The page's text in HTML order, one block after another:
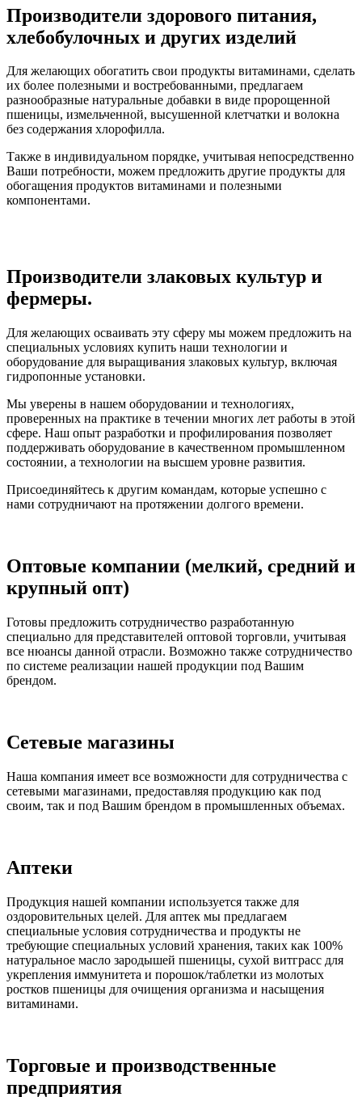
Производители здорового питания,
хлебобулочных и других изделий
Для желающих обогатить свои продукты витаминами, сделать
их более полезными и востребованными, предлагаем
разнообразные натуральные добавки в виде пророщенной
пшеницы, измельченной, высушенной клетчатки и волокна
без содержания хлорофилла.
Также в индивидуальном порядке, учитывая непосредственно
Ваши потребности, можем предложить другие продукты для
обогащения продуктов витаминами и полезными
компонентами.
Производители злаковых культур и
фермеры.
Для желающих осваивать эту сферу мы можем предложить на
специальных условиях купить наши технологии и
оборудование для выращивания злаковых культур, включая
гидропонные установки.
Мы уверены в нашем оборудовании и технологиях,
проверенных на практике в течении многих лет работы в этой
сфере. Наш опыт разработки и профилирования позволяет
поддерживать оборудование в качественном промышленном
состоянии, а технологии на высшем уровне развития.
Присоединяйтесь к другим командам, которые успешно с
нами сотрудничают на протяжении долгого времени.
Оптовые компании (мелкий, средний и
крупный опт)
Готовы предложить сотрудничество разработанную
специально для представителей оптовой торговли, учитывая
все нюансы данной отрасли. Возможно также сотрудничество
по системе реализации нашей продукции под Вашим
брендом.
Сетевые магазины
Наша компания имеет все возможности для сотрудничества с
сетевыми магазинами, предоставляя продукцию как под
своим, так и под Вашим брендом в промышленных объемах.
Аптеки
Продукция нашей компании используется также для
оздоровительных целей. Для аптек мы предлагаем
специальные условия сотрудничества и продукты не
требующие специальных условий хранения, таких как 100%
натуральное масло зародышей пшеницы, сухой витграсс для
укрепления иммунитета и порошок/таблетки из молотых
ростков пшеницы для очищения организма и насыщения
витаминами.
Торговые и производственные
предприятия